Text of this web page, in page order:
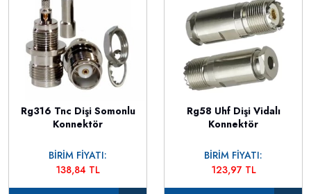
Rg316 Tnc Dişi Somonlu
Konnektör
BİRİM FİYATI:
138,84 TL
Rg58 Uhf Dişi Vidalı
Konnektör
BİRİM FİYATI:
123,97 TL